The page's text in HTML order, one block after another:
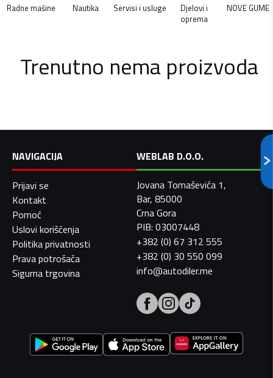
Radne mašine Nautika Servisi i usluge
Djelovi i
oprema
NOVE GUME
Trenutno nema proizvoda
NAVIGACIJA
Prijavi se
Kontakt
Pomoć
Uslovi korišćenja
Politika privatnosti
Prava potrošača
Sigurna trgovina
WEBLAB D.O.O.
Jovana Tomaševića 1,
Bar, 85000
Crna Gora
PIB: 03007448
+382 (0) 67 312 555
+382 (0) 30 550 099
info@autodiler.me